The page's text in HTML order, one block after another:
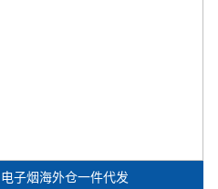
电子烟海外仓一件代发